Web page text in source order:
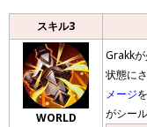
スキル3
WORLD
Grakk
状態に
メージ
がシー